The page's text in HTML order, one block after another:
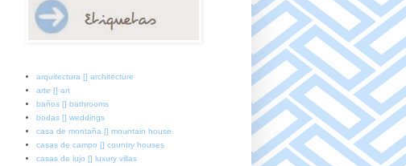
arquitectura [] architecture
arte [] art
baños [] bathrooms
bodas [] weddings
casa de montaña [] mountain house
casas de campo [] country houses
casas de lujo [] luxury villas